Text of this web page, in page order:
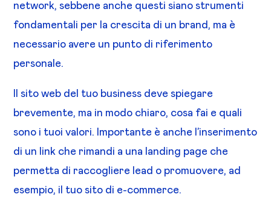
network, sebbene anche questi siano strumenti
fondamentali per la crescita di un brand, ma è
necessario avere un punto di riferimento
personale.
Il sito web del tuo business deve spiegare
brevemente, ma in modo chiaro, cosa fai e quali
sono i tuoi valori. Importante è anche l’inserimento
di un link che rimandi a una landing page che
permetta di raccogliere lead o promuovere, ad
esempio, il tuo sito di e-commerce.